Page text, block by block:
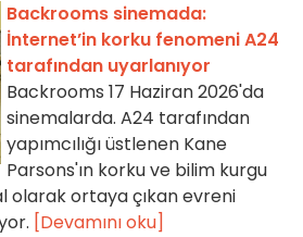
Backrooms sinemada:
İnternet’in korku fenomeni A24
tarafından uyarlanıyor
Backrooms 17 Haziran 2026'da
sinemalarda. A24 tarafından
yapımcılığı üstlenen Kane
Parsons'ın korku ve bilim kurgu
olarak ortaya çıkan evreni
[Devamını oku]